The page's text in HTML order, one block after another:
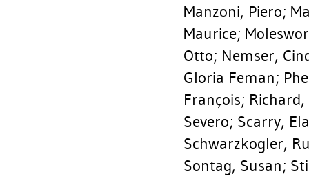
Manzoni, Piero;
Maurice;
Otto; Nemser,
Gloria Feman;
François;
Severo; Scarry,
Schwarzkogler,
Sontag, Susan;